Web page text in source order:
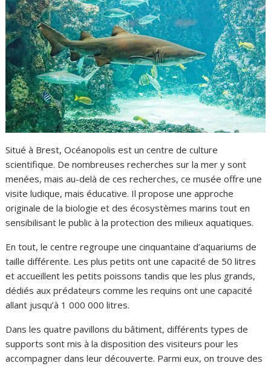
Situé à Brest, Océanopolis est un centre de culture
scientifique. De nombreuses recherches sur la mer y sont
menées, mais au-delà de ces recherches, ce musée offre une
visite ludique, mais éducative. Il propose une approche
originale de la biologie et des écosystèmes marins tout en
sensibilisant le public à la protection des milieux aquatiques.
En tout, le centre regroupe une cinquantaine d’aquariums de
taille différente. Les plus petits ont une capacité de 50 litres
et accueillent les petits poissons tandis que les plus grands,
dédiés aux prédateurs comme les requins ont une capacité
allant jusqu’à 1 000 000 litres.
Dans les quatre pavillons du bâtiment, différents types de
supports sont mis à la disposition des visiteurs pour les
accompagner dans leur découverte. Parmi eux, on trouve des